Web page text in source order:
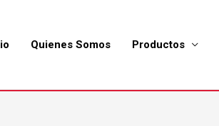
Quienes Somos Productos